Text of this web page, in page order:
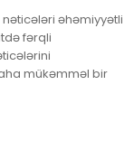
əhəmiyyətli
fərqli
mükəmməl bir